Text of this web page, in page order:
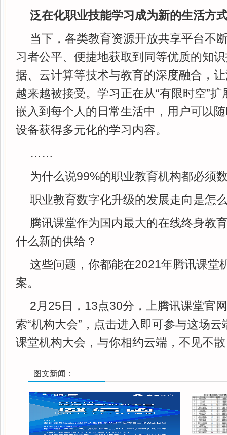
泛在化职业技能学习成为新的生活方
当下，各类教育资源开放共享平台不
习者公平、便捷地获取到同等优质的知
据、云计算等技术与教育的深度融合，
越来越被接受。学习正在从“有限时空”扩
嵌入到每个人的日常生活中，用户可以
设备获得多元化的学习内容。
……
为什么说99%的职业教育机构都必须
职业教育数字化升级的发展走向是怎
腾讯课堂作为国内最大的在线终身教
什么新的供给？
这些问题，你都能在2021年腾讯课堂
案。
2月25日，13点30分，上腾讯课堂官
索“机构大会”，点击进入即可参与这场
课堂机构大会，与你相约云端，不见不
图文新闻：